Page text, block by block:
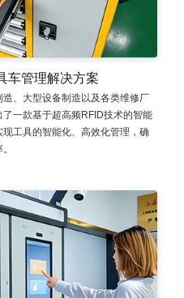
车管理解决方案
、大型设备制造以及各类维修厂
一款基于超高频RFID技术的智能
工具的智能化、高效化管理，确